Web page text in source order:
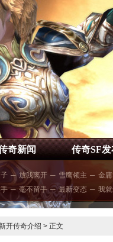
奇新闻 传奇SF
─ 放我离开 ─ 雪鹰领主 ─ 金
─ 毫不留手 ─ 最新变态 ─ 我
新开传奇介绍 > 正文